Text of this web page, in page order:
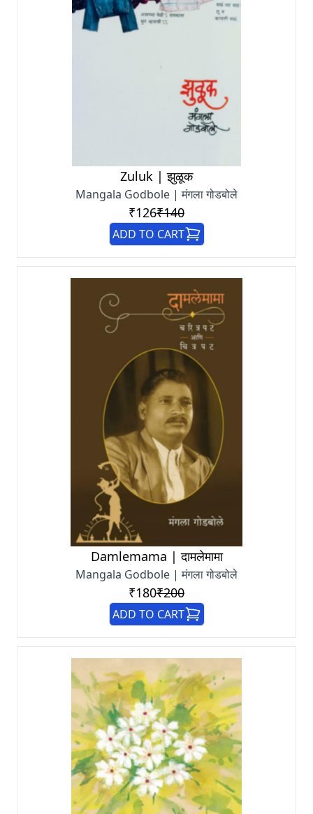
Zuluk | झुळूक
Mangala Godbole | मंगला गोडबोले
₹126₹140
ADD TO CART
Damlemama | दामलेमामा
Mangala Godbole | मंगला गोडबोले
₹180₹200
ADD TO CART